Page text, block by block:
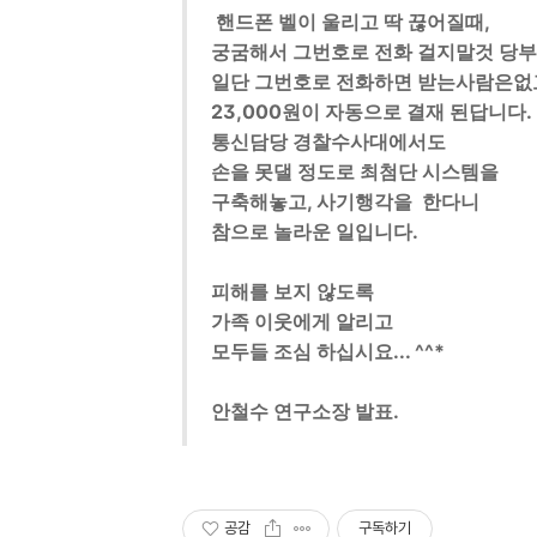
핸드폰 벨이 울리고 딱 끊어질때,
궁굼해서 그번호로 전화 걸지말것 당
일단 그번호로 전화하면 받는사람은
23,000원이 자동으로 결재 된답니다.
통신담당 경찰수사대에서도
손을 못댈 정도로 최첨단 시스템을
구축해놓고, 사기행각을 한다니
참으로 놀라운 일입니다.
피해를 보지 않도록
가족 이웃에게 알리고
모두들 조심 하십시요... ^^*
안철수 연구소장 발표.
공감 구독하기